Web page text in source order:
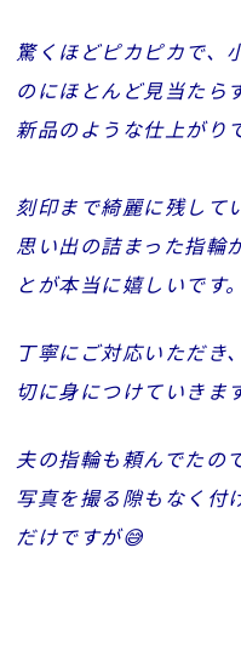
驚くほどピカピカで、
のにほとんど見当たらず
新品のような仕上がり
刻印まで綺麗に残して
思い出の詰まった指輪
とが本当に嬉しいです。
丁寧にご対応いただき
切に身につけていきます
夫の指輪も頼んでたの
写真を撮る隙もなく付
だけですが😅